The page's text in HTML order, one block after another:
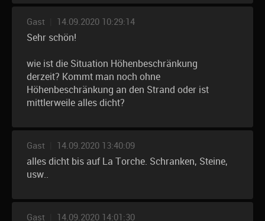
Gast 14.09.2020 10:29:14
Sehr schön!
wie ist die Situation Höhenbeschränkung
derzeit? Kommt man noch ohne
Höhenbeschränkung an den Strand oder ist
mittlerweile alles dicht?
Gast 14.09.2020 13:40:09
alles dicht bis auf La Torche. Schranken, Steine,
usw..
Gast 14.09.2020 14:01:30